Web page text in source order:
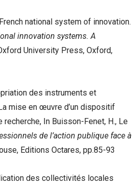
national system of innovation.
innovation systems. A
University Press, Oxford,
des instruments et
mise en œuvre d’un dispositif
In Buisson-Fenet, H., Le
de l’action publique face à
Editions Octares, pp.85-93
des collectivités locales